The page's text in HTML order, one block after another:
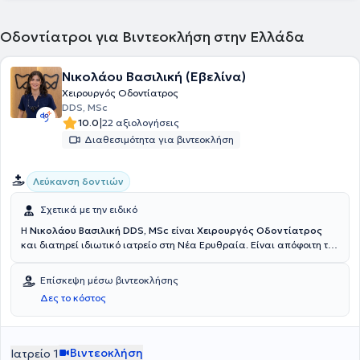
Οδοντίατροι για Βιντεοκλήση στην Ελλάδα
Νικολάου Βασιλική (Εβελίνα)
Χειρουργός Οδοντίατρος
DDS, MSc
10.0|22 αξιολογήσεις
Διαθεσιμότητα για βιντεοκλήση
Λεύκανση δοντιών
Σχετικά με την ειδικό
Η Νικολάου Βασιλική DDS, MSc είναι Χειρουργός Οδοντίατρος
και διατηρεί ιδιωτικό ιατρείο στη Νέα Ερυθραία. Είναι απόφοιτη του
Οδοντιατρική από το Eastman Dental Institute του University
College London (UCL).Έχει εξειδικευτεί στην Αισθητική και
Επανορθωτική Οδοντιατρική, ενώ ολοκλήρωσε μετεκπαίδευση
διάρκειας 1,5 έτους στο New York University (NYU) στη Νέα Υόρκη, με
Χαμόγελου.Στην επαγγελματική της πορεία έχει εργαστεί σε
Επίσκεψη μέσω βιντεοκλήσης
Δες το κόστος
Ιατρείο 1 Βιντεοκλήση